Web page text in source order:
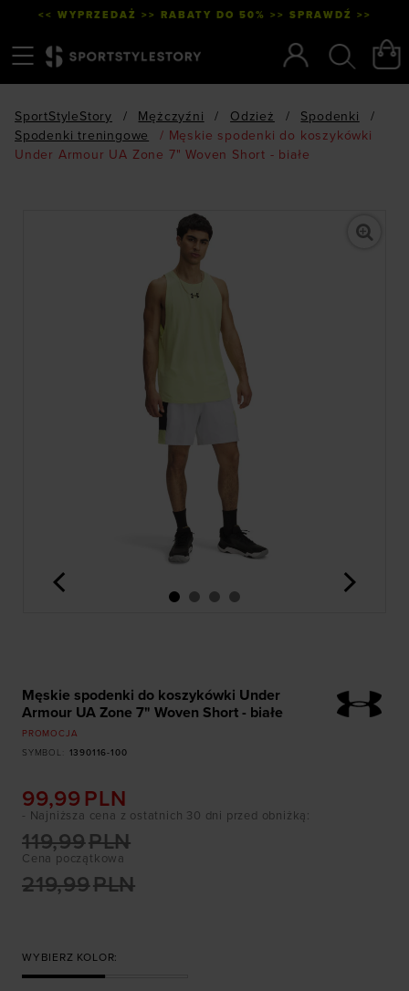
<< WYPRZEDAŻ >> RABATY DO 50% >> SPRAWDŹ >>
SportStyleStory / Mężczyźni / Odzież / Spodenki
/
Spodenki treningowe
/ Męskie spodenki do koszykówki
Under Armour UA Zone 7" Woven Short - białe
<
Męskie spodenki do koszykówki Under
Armour UA Zone 7" Woven Short - białe
PROMOCJA
SYMBOL
1390116-100
99,99 PLN
Cena początkowa
219,99PLN
119,99PLN
- Najniższa cena z ostatnich 30 dni przed obniżką:
WYBIERZ KOLOR: